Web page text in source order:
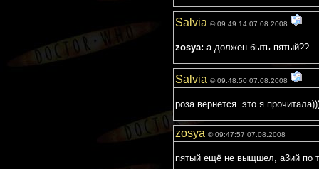
Salvia © 09:49:14 07.08.2008
zosya: а должен быть пятый??
Salvia © 09:48:50 07.08.2008
роза вернется. это я
zosya © 09:47:57 07.08.2008
пятый ещё не выщшел, а3ий по